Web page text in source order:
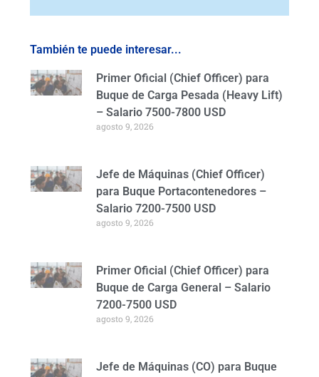
También te puede interesar...
Primer Oficial (Chief Officer) para
Buque de Carga Pesada (Heavy Lift)
– Salario 7500-7800 USD
agosto 9, 2026
Jefe de Máquinas (Chief Officer)
para Buque Portacontenedores –
Salario 7200-7500 USD
agosto 9, 2026
Primer Oficial (Chief Officer) para
Buque de Carga General – Salario
7200-7500 USD
agosto 9, 2026
Jefe de Máquinas (CO) para Buque